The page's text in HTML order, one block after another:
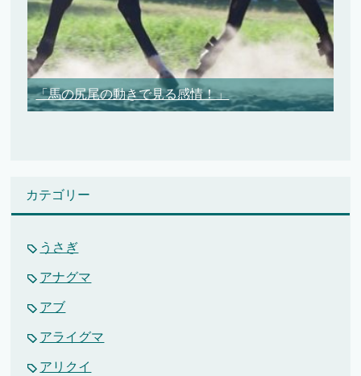
「馬の尻尾の動きで見る感情！」
カテゴリー
うさぎ
アナグマ
アブ
アライグマ
アリクイ